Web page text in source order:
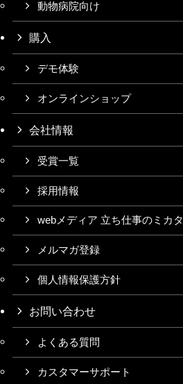
動物病院向け
購入
デモ体験
オンラインショップ
会社情報
受賞一覧
採用情報
webメディア 立ち仕事のミカタ
メルマガ登録
個人情報保護方針
お問い合わせ
よくある質問
カスタマーサポート